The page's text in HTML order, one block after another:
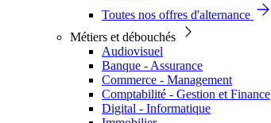
Toutes nos offres d'alternance
Métiers et débouchés
Audiovisuel
Banque - Assurance
Commerce - Management
Comptabilité - Gestion et Finance
Digital - Informatique